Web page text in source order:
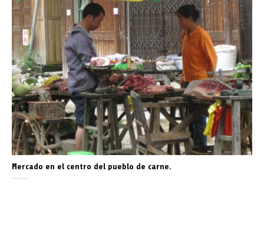
Mercado en el centro del pueblo de carne.